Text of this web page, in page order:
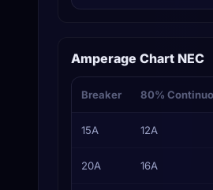
Amperage Chart NEC
Breaker 80%
15A 12A
20A 16A